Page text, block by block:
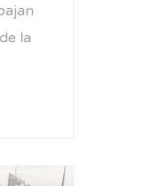
la